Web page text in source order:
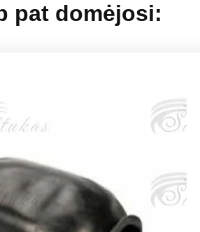
pat domėjosi: